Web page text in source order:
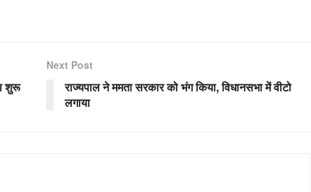
शुरू
Next Post
राज्यपाल ने ममता सरकार को भंग किया, विधानसभा में वीटो
लगाया